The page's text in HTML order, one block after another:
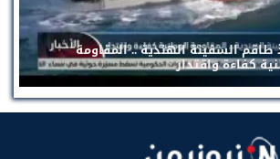
طاقم السفينة الهندية .. المقاومة
كفاءة واقتدار